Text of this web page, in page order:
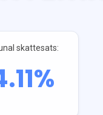
skattesats:
%